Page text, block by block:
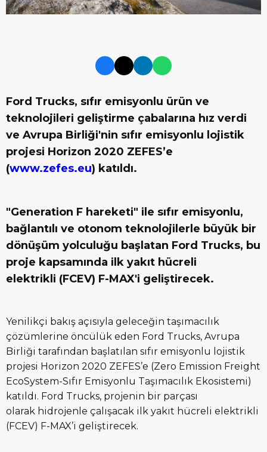
Ford Trucks, sıfır emisyonlu ürün ve
teknolojileri geliştirme çabalarına hız verdi
ve Avrupa Birliği'nin sıfır emisyonlu lojistik
projesi Horizon 2020 ZEFES’e
(www.zefes.eu) katıldı.
"Generation F hareketi" ile sıfır emisyonlu,
bağlantılı ve otonom teknolojilerle büyük bir
dönüşüm yolculuğu başlatan Ford Trucks, bu
proje kapsamında ilk yakıt hücreli
elektrikli (FCEV) F-MAX'i geliştirecek.
Yenilikçi bakış açısıyla geleceğin taşımacılık
çözümlerine öncülük eden Ford Trucks, Avrupa
Birliği tarafından başlatılan sıfır emisyonlu lojistik
projesi Horizon 2020 ZEFES’e (Zero Emission Freight
EcoSystem-Sıfır Emisyonlu Taşımacılık Ekosistemi)
katıldı. Ford Trucks, projenin bir parçası
olarak hidrojenle çalışacak ilk yakıt hücreli elektrikli
(FCEV) F-MAX’i geliştirecek.